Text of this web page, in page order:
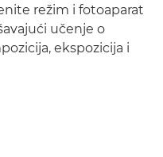
režim i fotoaparat
učenje o
ekspozicija i